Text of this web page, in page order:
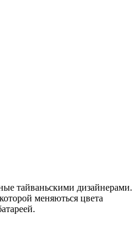
тайваньскими дизайнерами.
меняються цвета